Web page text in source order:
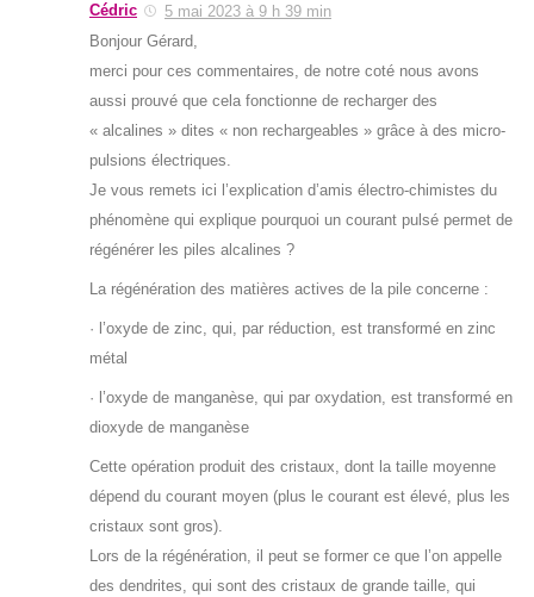
Cédric
5 mai 2023 à 9 h 39 min
Bonjour Gérard,
merci pour ces commentaires, de notre coté nous avons
aussi prouvé que cela fonctionne de recharger des
« alcalines » dites « non rechargeables » grâce à des micro-
pulsions électriques.
Je vous remets ici l’explication d’amis électro-chimistes du
phénomène qui explique pourquoi un courant pulsé permet de
régénérer les piles alcalines ?
La régénération des matières actives de la pile concerne :
· l’oxyde de zinc, qui, par réduction, est transformé en zinc
métal
· l’oxyde de manganèse, qui par oxydation, est transformé en
dioxyde de manganèse
Cette opération produit des cristaux, dont la taille moyenne
dépend du courant moyen (plus le courant est élevé, plus les
cristaux sont gros).
Lors de la régénération, il peut se former ce que l’on appelle
des dendrites, qui sont des cristaux de grande taille, qui